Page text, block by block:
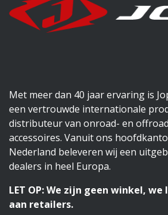
Met meer dan 40 jaar ervaring is
een vertrouwde internationale
distributeur van onroad- en
accessoires. Vanuit ons
Nederland beleveren wij een
dealers in heel Europa.
LET OP: We zijn geen winkel,
aan retailers.